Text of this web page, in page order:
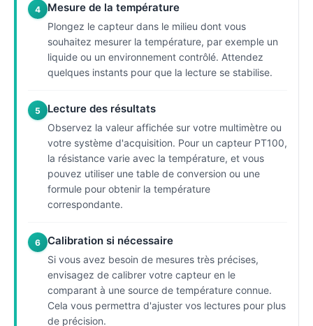
4 Mesure de la température
Plongez le capteur dans le milieu dont vous
souhaitez mesurer la température, par exemple un
liquide ou un environnement contrôlé. Attendez
quelques instants pour que la lecture se stabilise.
5 Lecture des résultats
Observez la valeur affichée sur votre multimètre ou
votre système d'acquisition. Pour un capteur PT100,
la résistance varie avec la température, et vous
pouvez utiliser une table de conversion ou une
formule pour obtenir la température
correspondante.
6 Calibration si nécessaire
Si vous avez besoin de mesures très précises,
envisagez de calibrer votre capteur en le
comparant à une source de température connue.
Cela vous permettra d'ajuster vos lectures pour plus
de précision.